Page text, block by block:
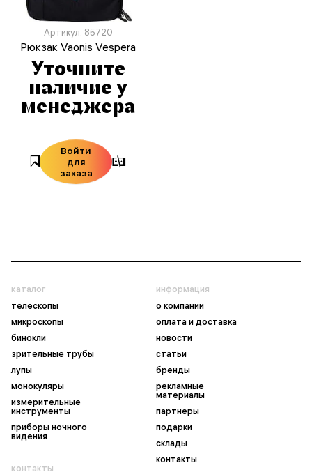
Артикул: 85720
Рюкзак Vaonis Vespera
Уточните
наличие у
менеджера
Войти
для
заказа
каталог
телескопы
микроскопы
бинокли
зрительные трубы
лупы
монокуляры
измерительные
инструменты
приборы ночного
видения
информация
о компании
оплата и доставка
новости
статьи
бренды
рекламные
материалы
партнеры
подарки
склады
контакты
контакты